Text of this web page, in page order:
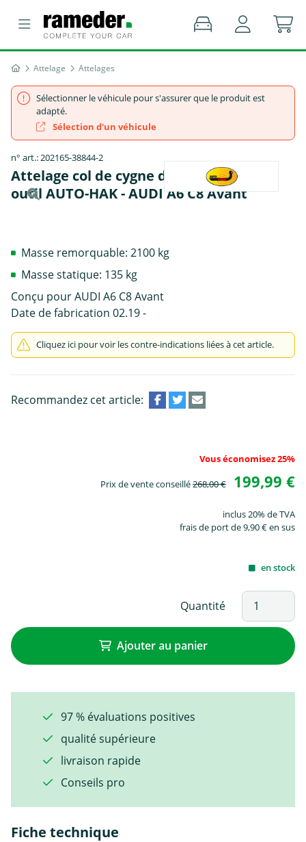
Attelage Attelages
Sélectionner le véhicule pour s'assurer que le produit est
adapté.
Sélection d'un véhicule
n° art.: 202165-38844-2
Attelage col de cygne démontable avec
outil AUTO-HAK - AUDI A6 C8 Avant
Masse remorquable: 2100 kg
Masse statique: 135 kg
Conçu pour AUDI A6 C8 Avant
Date de fabrication 02.19 -
Cliquez ici pour voir les contre-indications liées à cet article.
Recommandez cet article:
Vous économisez 25%
Prix de vente conseillé268,00 € 199,99 €
inclus 20% de TVA
frais de port de 9,90 € en sus
en stock
Quantité
Ajouter au panier
97 % évaluations positives
qualité supérieure
livraison rapide
Conseils pro
Fiche technique